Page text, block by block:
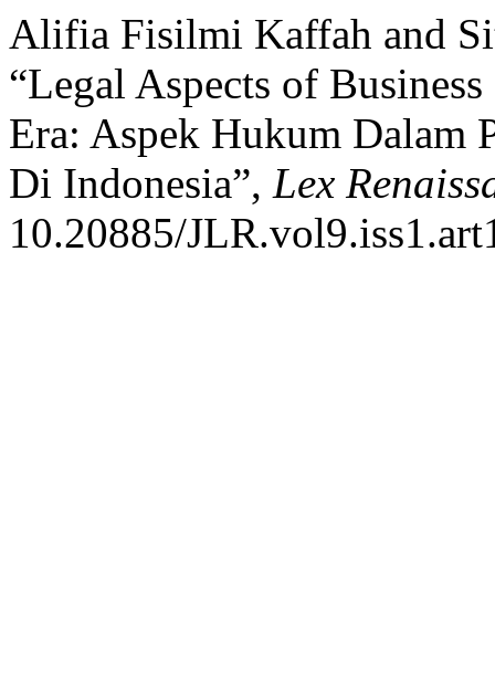
Alifia Fisilmi Kaffah and
“Legal Aspects of
Era: Aspek Hukum Dalam
Di Indonesia”, Lex
10.20885/